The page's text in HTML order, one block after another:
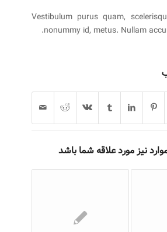
Vestibulum purus quam,
nonummy id, metus. Nullam
نیز مورد علاقه شما باشد